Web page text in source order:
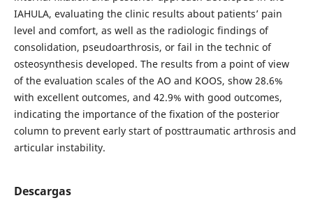
IAHULA, evaluating the clinic results about patients’ pain
level and comfort, as well as the radiologic findings of
consolidation, pseudoarthrosis, or fail in the technic of
osteosynthesis developed. The results from a point of view
of the evaluation scales of the AO and KOOS, show 28.6%
with excellent outcomes, and 42.9% with good outcomes,
indicating the importance of the fixation of the posterior
column to prevent early start of posttraumatic arthrosis and
articular instability.
Descargas